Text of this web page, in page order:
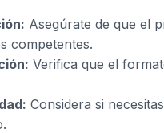
Asegúrate de que el
competentes.
Verifica que el
Considera si